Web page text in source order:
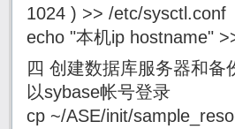
1024 ) >> /etc/sysctl.conf
echo "本机ip hostname"
四 创建数据库服务器和备
以sybase帐号登录
cp ~/ASE/init/